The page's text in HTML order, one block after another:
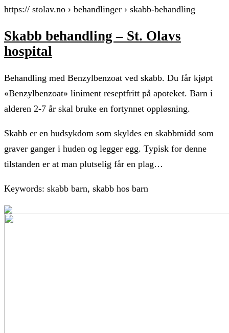
https:// stolav.no › behandlinger › skabb-behandling
Skabb behandling – St. Olavs
hospital
Behandling med Benzylbenzoat ved skabb. Du får kjøpt
«Benzylbenzoat» liniment reseptfritt på apoteket. Barn i
alderen 2-7 år skal bruke en fortynnet oppløsning.
Skabb er en hudsykdom som skyldes en skabbmidd som
graver ganger i huden og legger egg. Typisk for denne
tilstanden er at man plutselig får en plag…
Keywords: skabb barn, skabb hos barn